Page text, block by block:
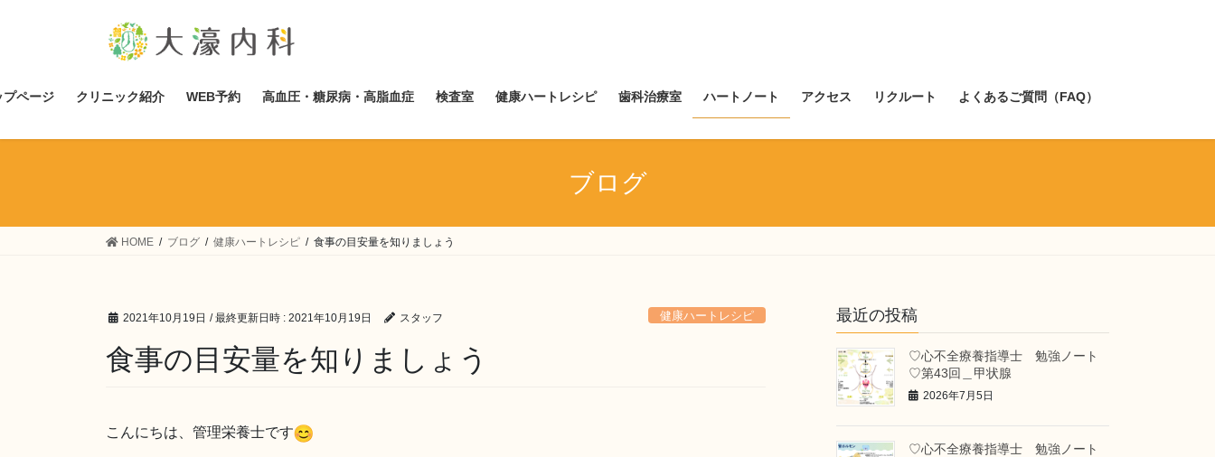
ツ
ス
シ
ン
プページ クリニック紹介 WEB予約 高血圧・糖尿病・高脂血症 検査室 健康ハートレシピ 歯科治療室 ハートノート アクセス リクルート よくあるご質問（FAQ）
ブログ
HOME ブログ 健康ハートレシピ 食事の目安量を知りましょう
2021年10月19日 / 最終更新日時 : 2021年10月19日 スタッフ 健康ハートレシピ
食事の目安量を知りましょう
こんにちは、管理栄養士です
最近の投稿
♡心不全療養指導士 勉強ノート
♡第43回＿甲状腺
2026年7月5日
♡心不全療養指導士 勉強ノート